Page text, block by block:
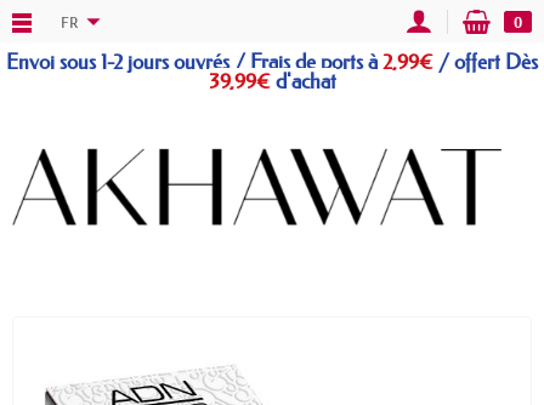
Envoi sous 1-2 jours ouvrés / Frais de ports à 2,99€ /offert Dès
39,99€d'achat
FR 0